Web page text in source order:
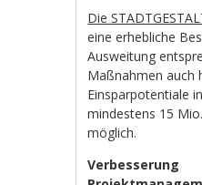
Die
eine erhebliche
Ausweitung
Maßnahmen auch
Einsparpotentiale
mindestens 15
möglich.
Verbesserung